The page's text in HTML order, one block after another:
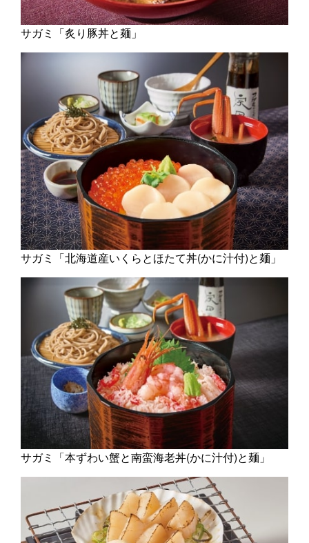
サガミ「炙り豚丼と麺」
サガミ「北海道産いくらとほたて丼(かに汁付)と麺」
サガミ「本ずわい蟹と南蛮海老丼(かに汁付)と麺」